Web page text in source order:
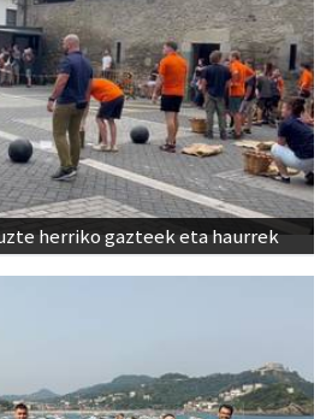
herriko gazteek eta haurrek